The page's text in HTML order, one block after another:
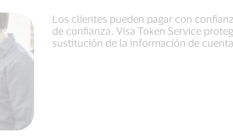
Los clientes pueden pagar con
de confianza. Visa Token Service
sustitución de la información de